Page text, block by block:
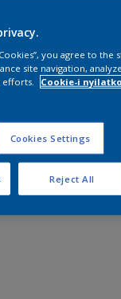
you agree to
site navigation,
Cookie-i
Cookies Settings
Reject All